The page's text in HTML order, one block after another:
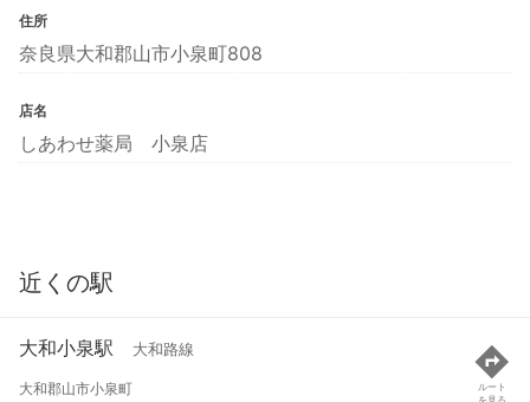
住所
奈良県大和郡山市小泉町808
店名
しあわせ薬局 小泉店
近くの駅
大和小泉駅 大和路線
大和郡山市小泉町
ルート
を見る